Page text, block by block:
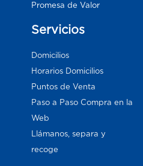
Promesa de Valor
Servicios
Domicilios
Horarios Domicilios
Puntos de Venta
Paso a Paso Compra en la
Web
Llámanos, separa y
recoge